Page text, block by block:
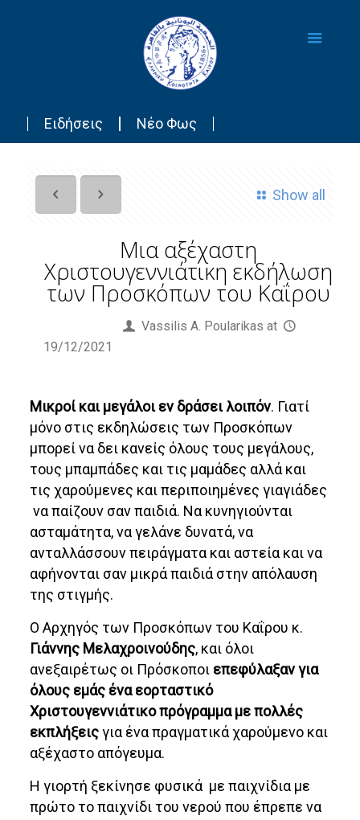
Ειδήσεις Νέο Φως
Show all
Μια αξέχαστη
Χριστουγεννιάτικη εκδήλωση
των Προσκόπων του Καΐρου
Vassilis Α. Poularikas at
19/12/2021
Μικροί και μεγάλοι εν δράσει λοιπόν. Γιατί
μόνο στις εκδηλώσεις των Προσκόπων
μπορεί να δει κανείς όλους τους μεγάλους,
τους μπαμπάδες και τις μαμάδες αλλά και
τις χαρούμενες και περιποιημένες γιαγιάδες
να παίζουν σαν παιδιά. Να κυνηγιούνται
ασταμάτητα, να γελάνε δυνατά, να
ανταλλάσσουν πειράγματα και αστεία και να
αφήνονται σαν μικρά παιδιά στην απόλαυση
της στιγμής.
Ο Αρχηγός των Προσκόπων του Καΐρου κ.
Γιάννης Μελαχροινούδης, και όλοι
ανεξαιρέτως οι Πρόσκοποι επεφύλαξαν για
όλους εμάς ένα εορταστικό
Χριστουγεννιάτικο πρόγραμμα με πολλές
εκπλήξειςγια ένα πραγματικά χαρούμενο και
αξέχαστο απόγευμα.
Η γιορτή ξεκίνησε φυσικά με παιχνίδια με
πρώτο το παιχνίδι του νερού που έπρεπε να